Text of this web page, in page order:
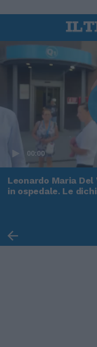
00:00
Leonardo Maria
in ospedale. Le